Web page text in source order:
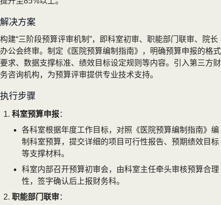
解决方案
构建“三阶段预算评审机制”，即科室初审、职能部门联审、院长
办公会终审。制定《医院预算编制指南》，明确预算申报的格式
要求、数据支撑标准、绩效目标设定规则等内容。引入第三方财
务咨询机构，为预算评审提供专业技术支持。
执行步骤
科室预算申报：
各科室根据年度工作目标，对照《医院预算编制指南》编
制科室预算，提交详细的项目可行性报告、预期绩效目标
等支撑材料。
科室内部召开预算初审会，由科室主任牵头审核预算合理
性，签字确认后上报财务科。
职能部门联审：